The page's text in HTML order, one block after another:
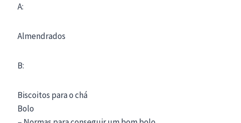
A:
Almendrados
B:
Biscoitos para o chá
Bolo